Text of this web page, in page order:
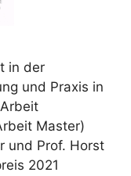
in der
und Praxis in
Master)
und Prof. Horst
2021